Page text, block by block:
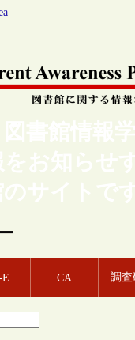
図書館情報
お知らせ
サイトです
CA 調査